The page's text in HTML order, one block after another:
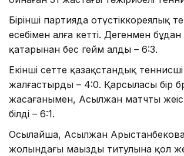
Бірінші партияда оңтүстіккореялық
есебімен алға кетті. Дегенмен
қатарынан бес гейм алды – 6:3.
Екінші сетте қазақстандық
жалғастырды – 4:0. Қарсыласы бір
жасағанымен, Асылжан матчты
білді – 6:1.
Осылайша, Асылжан
жолындағы маңызды титулына қол